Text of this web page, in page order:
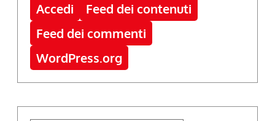
Accedi
Feed dei contenuti
Feed dei commenti
WordPress.org